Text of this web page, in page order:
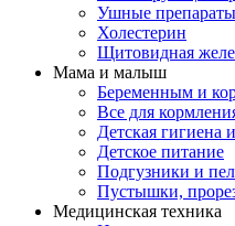
Ушные препараты
Холестерин
Щитовидная
Мама и малыш
Беременным и
Все для
Детская гигиена
Детское питание
Подгузники и
Пустышки,
Медицинская техника